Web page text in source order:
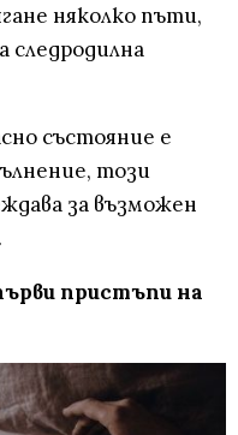
няколко пъти,
следродилна
състояние е
този
за възможен
пристъпи на